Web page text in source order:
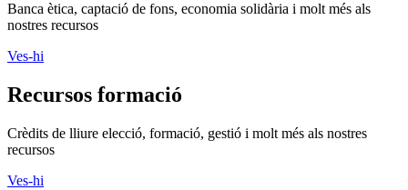
Banca ètica, captació de fons, economia solidària i molt més als
nostres recursos
Ves-hi
Recursos formació
Crèdits de lliure elecció, formació, gestió i molt més als nostres
recursos
Ves-hi